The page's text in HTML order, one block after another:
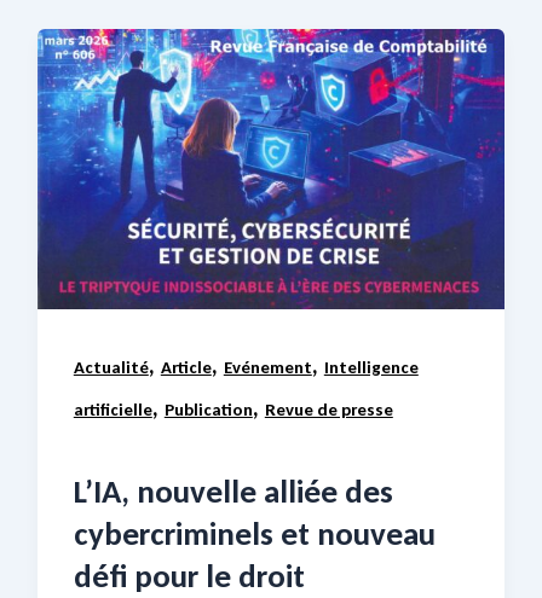
Actualité, Article, Evénement, Intelligence
artificielle, Publication, Revue de presse
L’IA, nouvelle alliée des
cybercriminels et nouveau
défi pour le droit